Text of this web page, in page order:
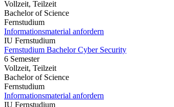
Vollzeit, Teilzeit
Bachelor of Science
Fernstudium
Informationsmaterial anfordern
IU Fernstudium
Fernstudium Bachelor Cyber Security
6 Semester
Vollzeit, Teilzeit
Bachelor of Science
Fernstudium
Informationsmaterial anfordern
IU Fernstudium